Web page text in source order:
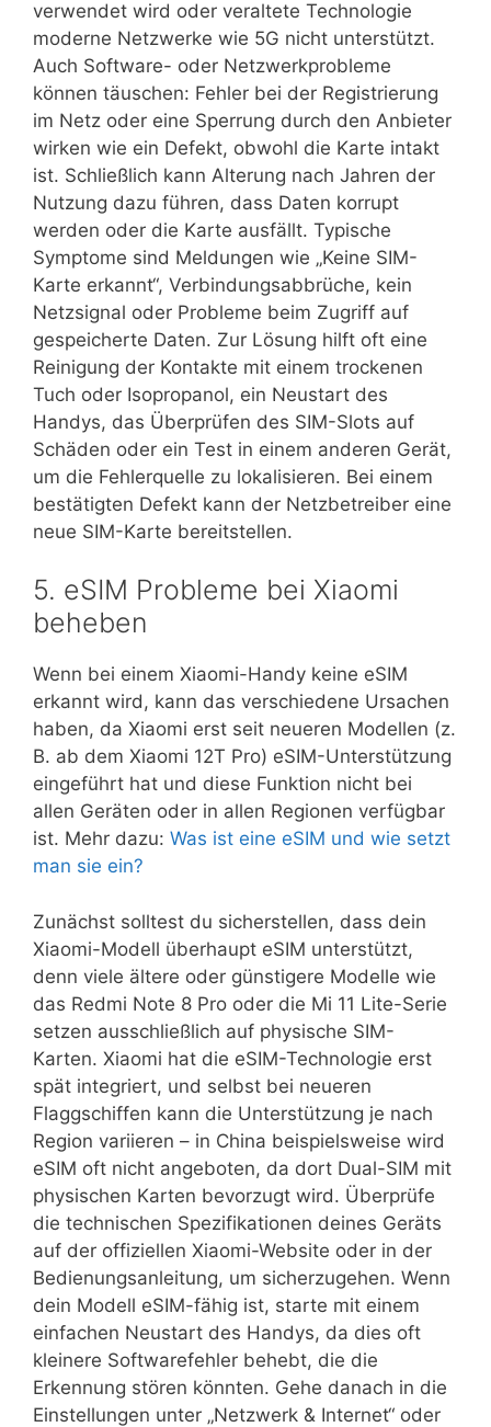
verwendet wird oder veraltete Technologie
moderne Netzwerke wie 5G nicht unterstützt.
Auch Software- oder Netzwerkprobleme
können täuschen: Fehler bei der Registrierung
im Netz oder eine Sperrung durch den Anbieter
wirken wie ein Defekt, obwohl die Karte intakt
ist. Schließlich kann Alterung nach Jahren der
Nutzung dazu führen, dass Daten korrupt
werden oder die Karte ausfällt. Typische
Symptome sind Meldungen wie „Keine SIM-
Karte erkannt“, Verbindungsabbrüche, kein
Netzsignal oder Probleme beim Zugriff auf
gespeicherte Daten. Zur Lösung hilft oft eine
Reinigung der Kontakte mit einem trockenen
Tuch oder Isopropanol, ein Neustart des
Handys, das Überprüfen des SIM-Slots auf
Schäden oder ein Test in einem anderen Gerät,
um die Fehlerquelle zu lokalisieren. Bei einem
bestätigten Defekt kann der Netzbetreiber eine
neue SIM-Karte bereitstellen.
5. eSIM Probleme bei Xiaomi
beheben
Wenn bei einem Xiaomi-Handy keine eSIM
erkannt wird, kann das verschiedene Ursachen
haben, da Xiaomi erst seit neueren Modellen (z.
B. ab dem Xiaomi 12T Pro) eSIM-Unterstützung
eingeführt hat und diese Funktion nicht bei
allen Geräten oder in allen Regionen verfügbar
ist. Mehr dazu: Was ist eine eSIM und wie setzt
man sie ein?
Zunächst solltest du sicherstellen, dass dein
Xiaomi-Modell überhaupt eSIM unterstützt,
denn viele ältere oder günstigere Modelle wie
das Redmi Note 8 Pro oder die Mi 11 Lite-Serie
setzen ausschließlich auf physische SIM-
Karten. Xiaomi hat die eSIM-Technologie erst
spät integriert, und selbst bei neueren
Flaggschiffen kann die Unterstützung je nach
Region variieren – in China beispielsweise wird
eSIM oft nicht angeboten, da dort Dual-SIM mit
physischen Karten bevorzugt wird. Überprüfe
die technischen Spezifikationen deines Geräts
auf der offiziellen Xiaomi-Website oder in der
Bedienungsanleitung, um sicherzugehen. Wenn
dein Modell eSIM-fähig ist, starte mit einem
einfachen Neustart des Handys, da dies oft
kleinere Softwarefehler behebt, die die
Erkennung stören könnten. Gehe danach in die
Einstellungen unter „Netzwerk & Internet“ oder